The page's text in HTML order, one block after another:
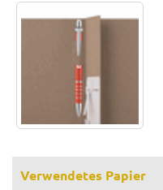
Verwendetes Papier